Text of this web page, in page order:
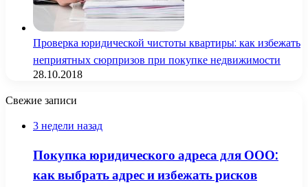
Проверка юридической чистоты квартиры: как избежать
неприятных сюрпризов при покупке недвижимости
28.10.2018
Свежие записи
3 недели назад
Покупка юридического адреса для ООО:
как выбрать адрес и избежать рисков